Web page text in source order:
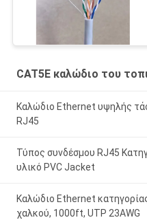
CAT5E καλώδιο του
Καλώδιο Ethernet υψηλής
RJ45
Τύπος συνδέσμου RJ45
υλικό PVC Jacket
Καλώδιο Ethernet
χαλκού, 1000ft, UTP 23AWG